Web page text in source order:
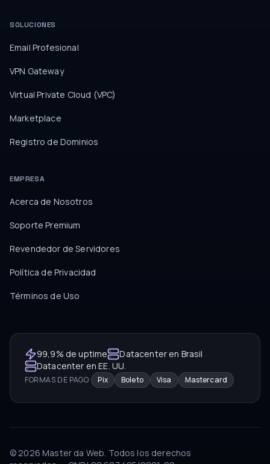
SOLUCIONES
Email Profesional
VPN Gateway
Virtual Private Cloud (VPC)
Marketplace
Registro de Dominios
EMPRESA
Acerca de Nosotros
Soporte Premium
Revendedor de Servidores
Política de Privacidad
Términos de Uso
99,9% de uptime
Datacenter en Brasil
Datacenter en EE. UU.
FORMAS DE PAGO Pix Boleto Visa Mastercard
© 2026 Master da Web. Todos los derechos